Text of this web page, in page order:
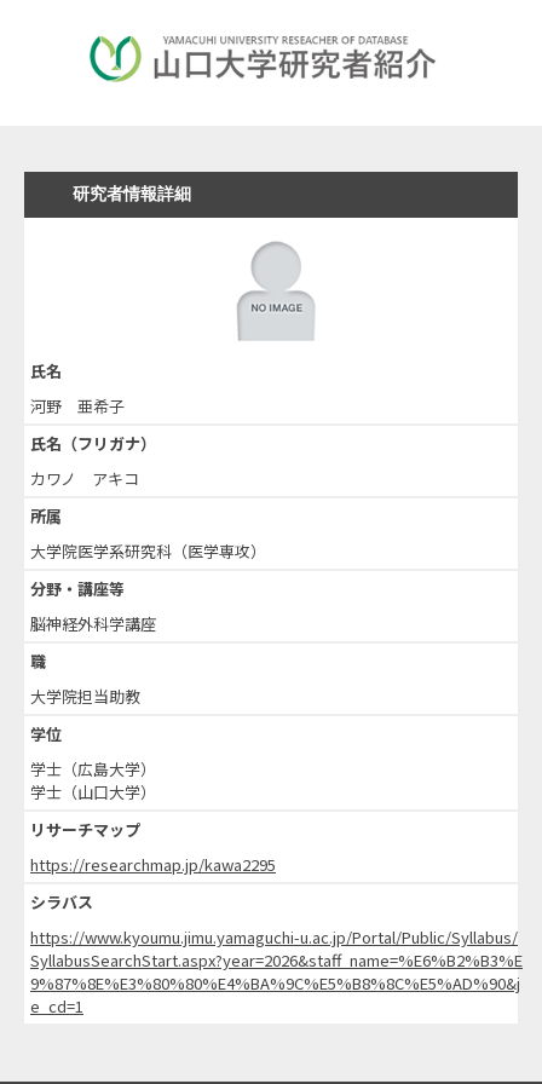
研究者情報詳細
氏名
河野 亜希子
氏名（フリガナ）
カワノ アキコ
所属
大学院医学系研究科（医学専攻）
分野・講座等
脳神経外科学講座
職
大学院担当助教
学位
学士（広島大学）
学士（山口大学）
リサーチマップ
https://researchmap.jp/kawa2295
シラバス
https://www.kyoumu.jimu.yamaguchi-u.ac.jp/Portal/Public/Syllabus/
SyllabusSearchStart.aspx?year=2026&staff_name=%E6%B2%B3%E
9%87%8E%E3%80%80%E4%BA%9C%E5%B8%8C%E5%AD%90&j
e_cd=1